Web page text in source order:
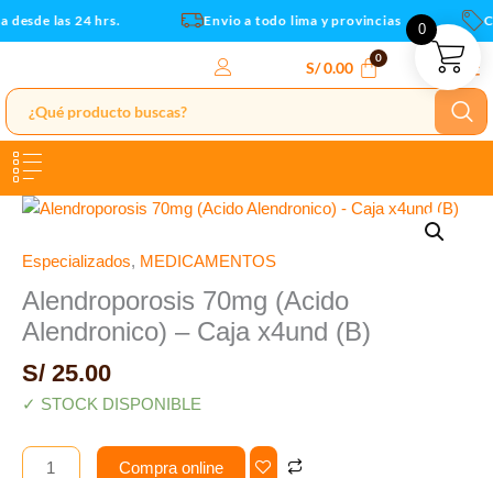
al
las 24 hrs. Envio a todo lima y provincias
S/0.00
Especializados, MEDICAMENTOS
Alendroporosis 70mg (Acido
Alendronico) – Caja x4und (B)
S/ 25.00
✓ STOCK DISPONIBLE
Alendroporosis
(Acido
-
Caja
x4und
Compra online
0
x4und
cantidad